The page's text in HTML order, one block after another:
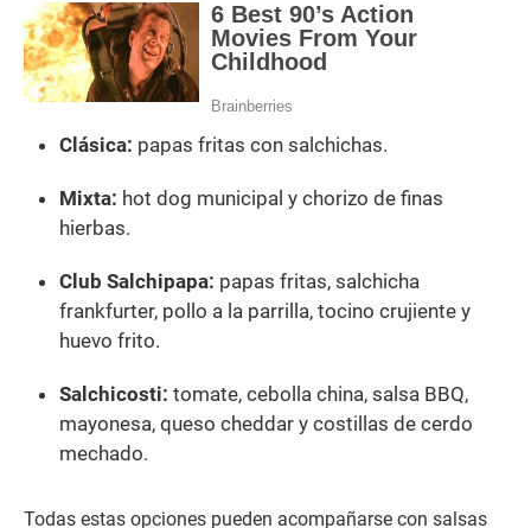
Clásica: papas fritas con salchichas.
Mixta: hot dog municipal y chorizo de finas
hierbas.
Club Salchipapa: papas fritas, salchicha
frankfurter, pollo a la parrilla, tocino crujiente y
huevo frito.
Salchicosti: tomate, cebolla china, salsa BBQ,
mayonesa, queso cheddar y costillas de cerdo
mechado.
Todas estas opciones pueden acompañarse con salsas